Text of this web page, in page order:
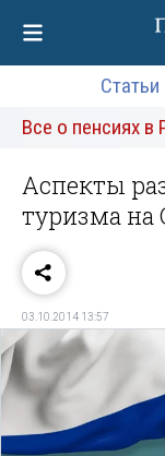
Статьи
Все о пенсиях в
Аспекты
туризма на
03.10.2014 13:57